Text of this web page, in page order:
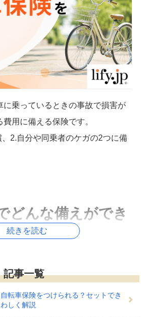
に乗っているときの事故で損害が
用に備える保険です。
2.自分や同乗者のケガの2つに備
どんな備えができ
に乗っているときに起きた事故で
がをさせてしまったりしたとき
す。地域によっては、自転車保
続きを読む
記事一覧
転車保険をつけられる？セットでき
しく解説